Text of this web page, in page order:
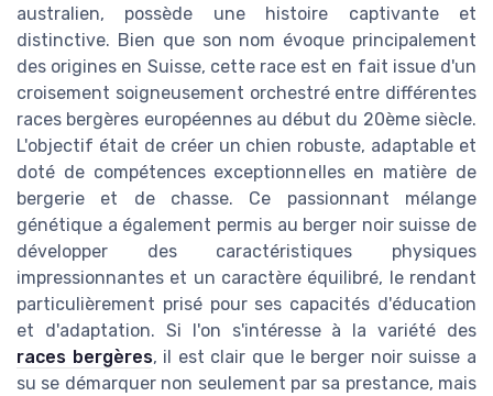
australien, possède une histoire captivante et
distinctive. Bien que son nom évoque principalement
des origines en Suisse, cette race est en fait issue d'un
croisement soigneusement orchestré entre différentes
races bergères européennes au début du 20ème siècle.
L'objectif était de créer un chien robuste, adaptable et
doté de compétences exceptionnelles en matière de
bergerie et de chasse. Ce passionnant mélange
génétique a également permis au berger noir suisse de
développer des caractéristiques physiques
impressionnantes et un caractère équilibré, le rendant
particulièrement prisé pour ses capacités d'éducation
et d'adaptation. Si l'on s'intéresse à la variété des
races bergères, il est clair que le berger noir suisse a
su se démarquer non seulement par sa prestance, mais